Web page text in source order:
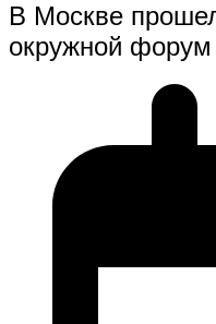
В Москве
окружной форум